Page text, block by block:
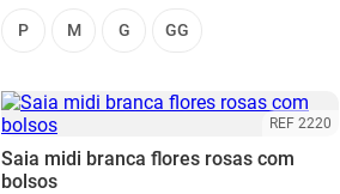
P M G GG
REF 2220
Saia midi branca flores rosas com
bolsos